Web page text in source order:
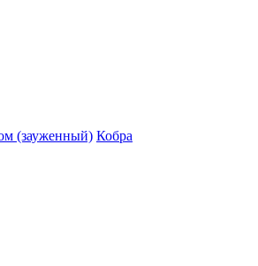
(зауженный) Кобра